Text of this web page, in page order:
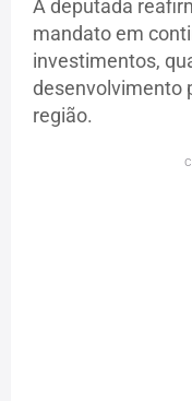
A deputada
mandato em
investimentos,
desenvolvimento
região.